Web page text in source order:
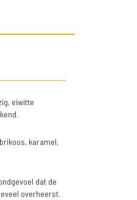
eiwitte
karamel,
dat de
overheerst.